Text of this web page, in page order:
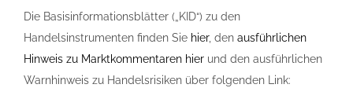
Die Basisinformationsblätter („KID“) zu den
Handelsinstrumenten finden Sie hier, den ausführlichen
Hinweis zu Marktkommentaren hier und den ausführlichen
Warnhinweis zu Handelsrisiken über folgenden Link: